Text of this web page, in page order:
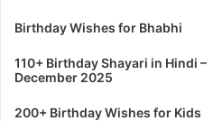
Birthday Wishes for Bhabhi
110+ Birthday Shayari in Hindi –
December 2025
200+ Birthday Wishes for Kids